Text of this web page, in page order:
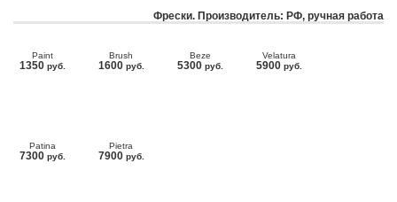
Фрески. Производитель: РФ, ручная работа
Paint
1350 руб.
Brush
1600 руб.
Beze
5300 руб.
Velatura
5900 руб.
Patina
7300 руб.
Pietra
7900 руб.